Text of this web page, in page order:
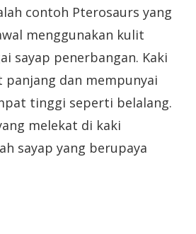
contoh Pterosaurs yang
menggunakan kulit
sayap penerbangan. Kaki
dan mempunyai
tinggi seperti belalang.
melekat di kaki
sayap yang berupaya